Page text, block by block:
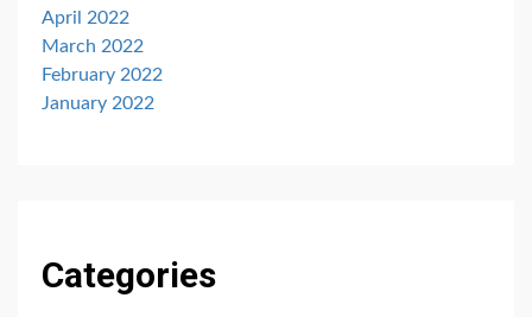
April 2022
March 2022
February 2022
January 2022
Categories